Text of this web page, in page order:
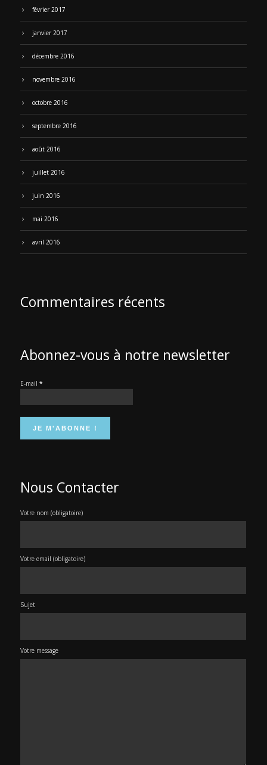
février 2017
janvier 2017
décembre 2016
novembre 2016
octobre 2016
septembre 2016
août 2016
juillet 2016
juin 2016
mai 2016
avril 2016
Commentaires récents
Abonnez-vous à notre newsletter
E-mail *
Nous Contacter
Votre nom (obligatoire)
Votre email (obligatoire)
Sujet
Votre message